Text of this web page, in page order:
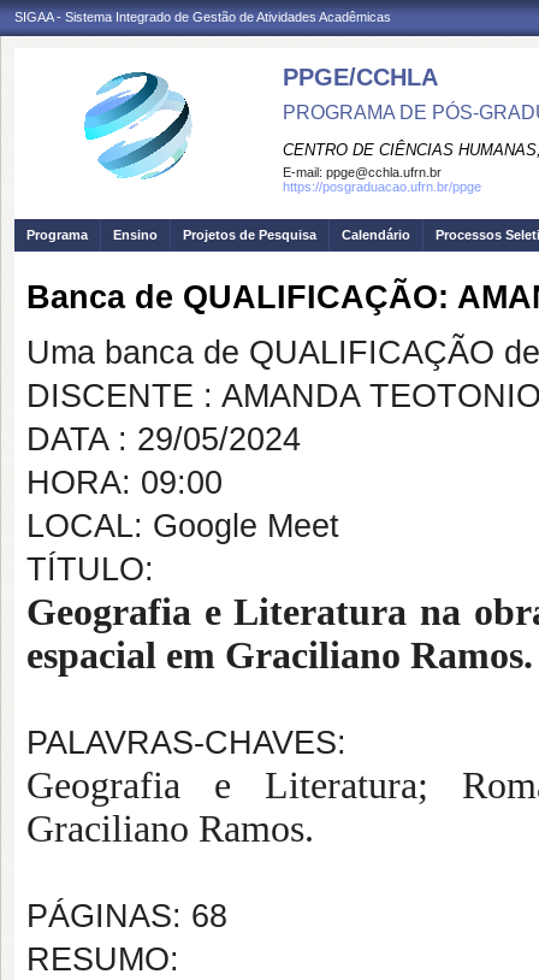
SIGAA - Sistema Integrado de Gestão de Atividades Acadêmicas
PPGE/CCHLA
PROGRAMA DE PÓS-
CENTRO DE CIÊNCIAS
E-mail: ppge@cchla.ufrn.br
https://posgraduacao.ufrn.br/ppge
Programa Ensino Projetos de Pesquisa Calendário Processos
Banca de QUALIFICAÇÃO:
Uma banca de QUALIFICAÇÃO
DISCENTE : AMANDA
DATA : 29/05/2024
HORA: 09:00
LOCAL: Google Meet
TÍTULO:
Geografia e Literatura na
espacial em Graciliano Ramos.
PALAVRAS-CHAVES:
Geografia e Literatura;
Graciliano Ramos.
PÁGINAS: 68
RESUMO: